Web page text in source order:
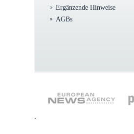
Ergänzende Hinweise
AGBs
.